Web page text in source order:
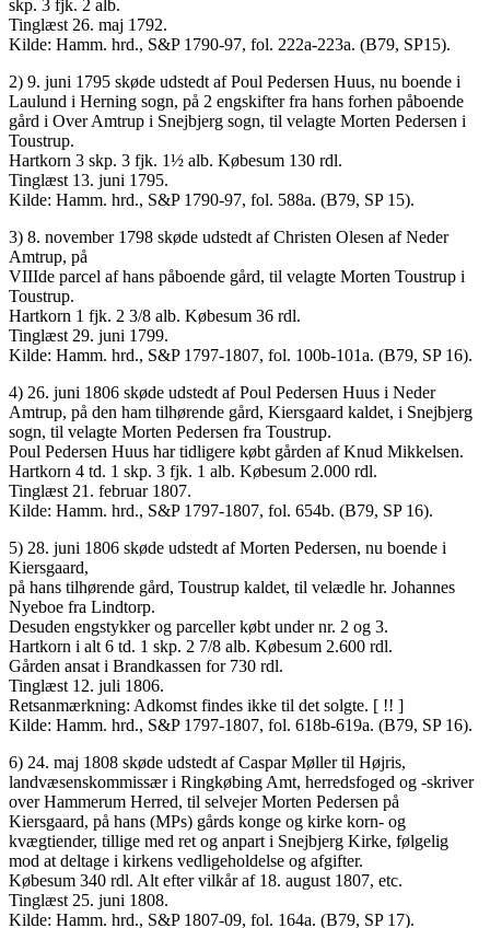
skp. 3 fjk. 2 alb.
Tinglæst 26. maj 1792.
Kilde: Hamm. hrd., S&P 1790-97, fol. 222a-223a. (B79, SP15).
2) 9. juni 1795 skøde udstedt af Poul Pedersen Huus, nu boende i
Laulund i Herning sogn, på 2 engskifter fra hans forhen påboende
gård i Over Amtrup i Snejbjerg sogn, til velagte Morten Pedersen i
Toustrup.
Hartkorn 3 skp. 3 fjk. 1½ alb. Købesum 130 rdl.
Tinglæst 13. juni 1795.
Kilde: Hamm. hrd., S&P 1790-97, fol. 588a. (B79, SP 15).
3) 8. november 1798 skøde udstedt af Christen Olesen af Neder
Amtrup, på
VIIIde parcel af hans påboende gård, til velagte Morten Toustrup i
Toustrup.
Hartkorn 1 fjk. 2 3/8 alb. Købesum 36 rdl.
Tinglæst 29. juni 1799.
Kilde: Hamm. hrd., S&P 1797-1807, fol. 100b-101a. (B79, SP 16).
4) 26. juni 1806 skøde udstedt af Poul Pedersen Huus i Neder
Amtrup, på den ham tilhørende gård, Kiersgaard kaldet, i Snejbjerg
sogn, til velagte Morten Pedersen fra Toustrup.
Poul Pedersen Huus har tidligere købt gården af Knud Mikkelsen.
Hartkorn 4 td. 1 skp. 3 fjk. 1 alb. Købesum 2.000 rdl.
Tinglæst 21. februar 1807.
Kilde: Hamm. hrd., S&P 1797-1807, fol. 654b. (B79, SP 16).
5) 28. juni 1806 skøde udstedt af Morten Pedersen, nu boende i
Kiersgaard,
på hans tilhørende gård, Toustrup kaldet, til velædle hr. Johannes
Nyeboe fra Lindtorp.
Desuden engstykker og parceller købt under nr. 2 og 3.
Hartkorn i alt 6 td. 1 skp. 2 7/8 alb. Købesum 2.600 rdl.
Gården ansat i Brandkassen for 730 rdl.
Tinglæst 12. juli 1806.
Retsanmærkning: Adkomst findes ikke til det solgte. [ !! ]
Kilde: Hamm. hrd., S&P 1797-1807, fol. 618b-619a. (B79, SP 16).
6) 24. maj 1808 skøde udstedt af Caspar Møller til Højris,
landvæsenskommissær i Ringkøbing Amt, herredsfoged og -skriver
over Hammerum Herred, til selvejer Morten Pedersen på
Kiersgaard, på hans (MPs) gårds konge og kirke korn- og
kvægtiender, tillige med ret og anpart i Snejbjerg Kirke, følgelig
mod at deltage i kirkens vedligeholdelse og afgifter.
Købesum 340 rdl. Alt efter vilkår af 18. august 1807, etc.
Tinglæst 25. juni 1808.
Kilde: Hamm. hrd., S&P 1807-09, fol. 164a. (B79, SP 17).